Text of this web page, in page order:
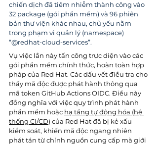
chiến dịch đã tiêm nhiễm thành công vào
32 package (gói phần mềm) và 96 phiên
bản thư viện khác nhau, chủ yếu nằm
trong phạm vi quản lý (namespace)
“@redhat-cloud-services”.
Vụ việc lần này tấn công trực diện vào các
gói phần mềm chính thức, hoàn toàn hợp
pháp của Red Hat. Các dấu vết điều tra cho
thấy mã độc được phát hành thông qua
mã token GitHub Actions OIDC. Điều này
đồng nghĩa với việc quy trình phát hành
phần mềm hoặc hạ tầng tự động hóa (hệ
thống CI/CD) của Red Hat đã bị kẻ xấu
kiểm soát, khiến mã độc ngang nhiên
phát tán từ chính nguồn cung cấp mà giới